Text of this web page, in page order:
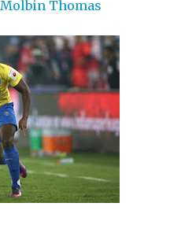
Molbin Thomas